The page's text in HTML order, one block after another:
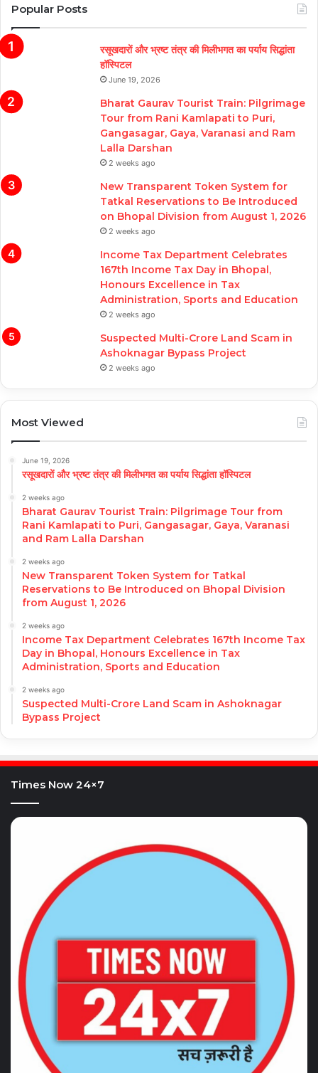
Popular Posts
रसूखदारों और भ्रष्ट तंत्र की मिलीभगत का पर्याय सिद्धांता
हॉस्पिटल
June 19, 2026
Bharat Gaurav Tourist Train: Pilgrimage
Tour from Rani Kamlapati to Puri,
Gangasagar, Gaya, Varanasi and Ram
Lalla Darshan
2 weeks ago
New Transparent Token System for
Tatkal Reservations to Be Introduced
on Bhopal Division from August 1, 2026
2 weeks ago
Income Tax Department Celebrates
167th Income Tax Day in Bhopal,
Honours Excellence in Tax
Administration, Sports and Education
2 weeks ago
Suspected Multi-Crore Land Scam in
Ashoknagar Bypass Project
2 weeks ago
Most Viewed
June 19, 2026
रसूखदारों और भ्रष्ट तंत्र की मिलीभगत का पर्याय सिद्धांता हॉस्पिटल
2 weeks ago
Bharat Gaurav Tourist Train: Pilgrimage Tour from
Rani Kamlapati to Puri, Gangasagar, Gaya, Varanasi
and Ram Lalla Darshan
2 weeks ago
New Transparent Token System for Tatkal
Reservations to Be Introduced on Bhopal Division
from August 1, 2026
2 weeks ago
Income Tax Department Celebrates 167th Income Tax
Day in Bhopal, Honours Excellence in Tax
Administration, Sports and Education
2 weeks ago
Suspected Multi-Crore Land Scam in Ashoknagar
Bypass Project
Times Now 24×7